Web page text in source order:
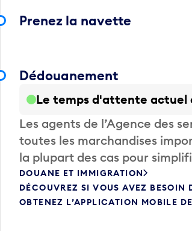
Prenez la navette
Dédouanement
Le temps d'attente actuel
Les agents de l’Agence des
toutes les marchandises
la plupart des cas pour
DOUANE ET IMMIGRATION
DÉCOUVREZ SI VOUS AVEZ BESOIN
OBTENEZ L’APPLICATION MOBILE